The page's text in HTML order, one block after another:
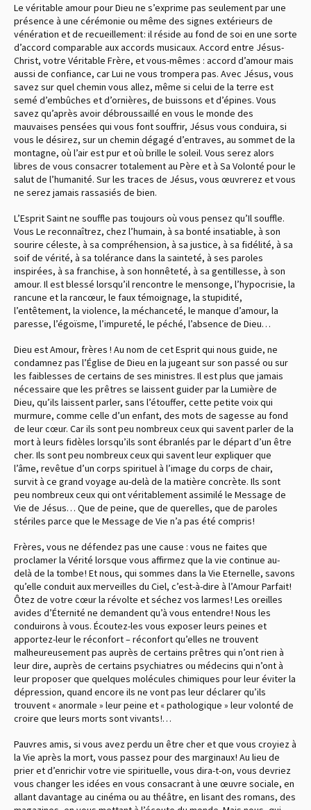
Le véritable amour pour Dieu ne s’exprime pas seulement par une
présence à une cérémonie ou même des signes extérieurs de
vénération et de recueillement : il réside au fond de soi en une sorte
d’accord comparable aux accords musicaux. Accord entre Jésus-
Christ, votre Véritable Frère, et vous-mêmes : accord d’amour mais
aussi de confiance, car Lui ne vous trompera pas. Avec Jésus, vous
savez sur quel chemin vous allez, même si celui de la terre est
semé d’embûches et d’ornières, de buissons et d’épines. Vous
savez qu’après avoir débroussaillé en vous le monde des
mauvaises pensées qui vous font souffrir, Jésus vous conduira, si
vous le désirez, sur un chemin dégagé d’entraves, au sommet de la
montagne, où l’air est pur et où brille le soleil. Vous serez alors
libres de vous consacrer totalement au Père et à Sa Volonté pour le
salut de l’humanité. Sur les traces de Jésus, vous œuvrerez et vous
ne serez jamais rassasiés de bien.
L’Esprit Saint ne souffle pas toujours où vous pensez qu’Il souffle.
Vous Le reconnaîtrez, chez l’humain, à sa bonté insatiable, à son
sourire céleste, à sa compréhension, à sa justice, à sa fidélité, à sa
soif de vérité, à sa tolérance dans la sainteté, à ses paroles
inspirées, à sa franchise, à son honnêteté, à sa gentillesse, à son
amour. Il est blessé lorsqu’il rencontre le mensonge, l’hypocrisie, la
rancune et la rancœur, le faux témoignage, la stupidité,
l’entêtement, la violence, la méchanceté, le manque d’amour, la
paresse, l’égoïsme, l’impureté, le péché, l’absence de Dieu…
Dieu est Amour, frères ! Au nom de cet Esprit qui nous guide, ne
condamnez pas l’Église de Dieu en la jugeant sur son passé ou sur
les faiblesses de certains de ses ministres. Il est plus que jamais
nécessaire que les prêtres se laissent guider par la Lumière de
Dieu, qu’ils laissent parler, sans l’étouffer, cette petite voix qui
murmure, comme celle d’un enfant, des mots de sagesse au fond
de leur cœur. Car ils sont peu nombreux ceux qui savent parler de la
mort à leurs fidèles lorsqu’ils sont ébranlés par le départ d’un être
cher. Ils sont peu nombreux ceux qui savent leur expliquer que
l’âme, revêtue d’un corps spirituel à l’image du corps de chair,
survit à ce grand voyage au-delà de la matière concrète. Ils sont
peu nombreux ceux qui ont véritablement assimilé le Message de
Vie de Jésus… Que de peine, que de querelles, que de paroles
stériles parce que le Message de Vie n’a pas été compris !
Frères, vous ne défendez pas une cause : vous ne faites que
proclamer la Vérité lorsque vous affirmez que la vie continue au-
delà de la tombe ! Et nous, qui sommes dans la Vie Eternelle, savons
qu’elle conduit aux merveilles du Ciel, c’est-à-dire à l’Amour Parfait !
Ôtez de votre cœur la révolte et séchez vos larmes ! Les oreilles
avides d’Éternité ne demandent qu’à vous entendre ! Nous les
conduirons à vous. Écoutez-les vous exposer leurs peines et
apportez-leur le réconfort – réconfort qu’elles ne trouvent
malheureusement pas auprès de certains prêtres qui n’ont rien à
leur dire, auprès de certains psychiatres ou médecins qui n’ont à
leur proposer que quelques molécules chimiques pour leur éviter la
dépression, quand encore ils ne vont pas leur déclarer qu’ils
trouvent « anormale » leur peine et « pathologique » leur volonté de
croire que leurs morts sont vivants !…
Pauvres amis, si vous avez perdu un être cher et que vous croyiez à
la Vie après la mort, vous passez pour des marginaux ! Au lieu de
prier et d’enrichir votre vie spirituelle, vous dira-t-on, vous devriez
vous changer les idées en vous consacrant à une œuvre sociale, en
allant davantage au cinéma ou au théâtre, en lisant des romans, des